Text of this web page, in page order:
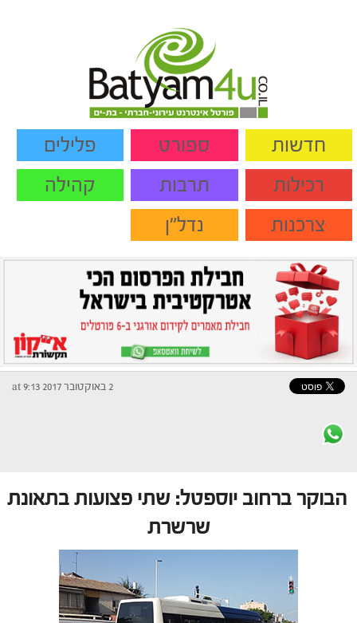
חדשות ספורט
פלילים
רכילות
תרבות
קהילה
צרכנות
נדל"ן
2 באוקטובר 2017 at 9:13
הבוקר ברחוב יוספטל: שתי פצועות בתאונת
שרשרת